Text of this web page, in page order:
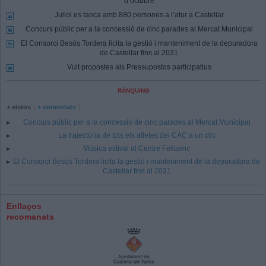
Juliol es tanca amb 880 persones a l’atur a Castellar
Concurs públic per a la concessió de cinc parades al Mercat Municipal
El Consorci Besòs Tordera licita la gestió i manteniment de la depuradora
de Castellar fins al 2031
Vuit propostes als Pressupostos participatius
RÀNQUING
+ vistos + comentats
Concurs públic per a la concessió de cinc parades al Mercat Municipal
La trajectòria de tots els atletes del CAC a un clic
Música estival al Centre Feliuenc
El Consorci Besòs Tordera licita la gestió i manteniment de la depuradora de
Castellar fins al 2031
Enllaços
recomanats